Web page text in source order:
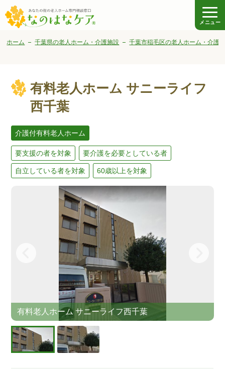
メニュー
ホーム 千葉県の老人ホーム・介護施設 千葉市稲毛区の老人ホーム・介護
有料老人ホーム サニーライフ
西千葉
介護付有料老人ホーム
要支援の者を対象 要介護を必要としている者
自立している者を対象 60歳以上を対象
有料老人ホーム サニーライフ西千葉